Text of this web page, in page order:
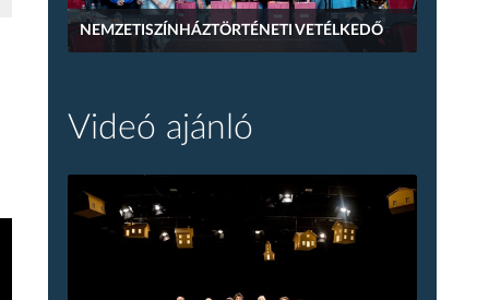
NEMZETISZÍNHÁZTÖRTÉNETI VETÉLKEDŐ
Videó ajánló